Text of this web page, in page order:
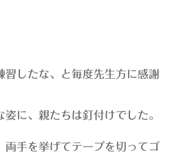
習したな、と毎度先生方に感謝
に、親たちは釘付けでした。
両手を挙げてテープを切ってゴ